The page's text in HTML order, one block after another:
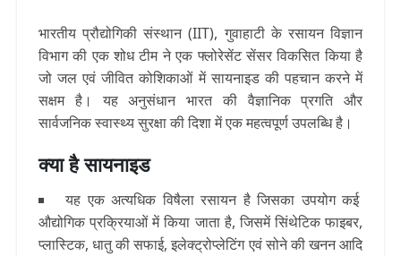
भारतीय प्रौद्योगिकी संस्थान (IIT), गुवाहाटी के रसायन विज्ञान
विभाग की एक शोध टीम ने एक फ्लोरेसेंट सेंसर विकसित किया है
जो जल एवं जीवित कोशिकाओं में सायनाइड की पहचान करने में
सक्षम है। यह अनुसंधान भारत की वैज्ञानिक प्रगति और
सार्वजनिक स्वास्थ्य सुरक्षा की दिशा में एक महत्वपूर्ण उपलब्धि है।
क्या है सायनाइड
यह एक अत्यधिक विषैला रसायन है जिसका उपयोग कई
औद्योगिक प्रक्रियाओं में किया जाता है, जिसमें सिंथेटिक फाइबर,
प्लास्टिक, धातु की सफाई, इलेक्ट्रोप्लेटिंग एवं सोने की खनन आदि